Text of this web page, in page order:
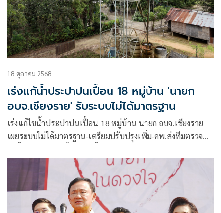
18 ตุลาคม 2568
เร่งแก้น้ำประปาปนเปื้อน 18 หมู่บ้าน 'นายก
อบจ.เชียงราย' รับระบบไม่ได้มาตรฐาน
เร่งแก้ไขน้ำประปาปนเปื้อน 18 หมู่บ้าน นายก อบจ.เชียงราย
เผยระบบไม่ได้มาตรฐาน-เตรียมปรับปรุงเพิ่ม-คพ.ส่งทีมตรวจ
หนัก-สำรวจหาแหล่งน้ำสะอาดแห่งใหม่